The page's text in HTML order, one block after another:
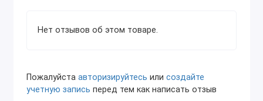
Arion.
Jaguar.
Пресс-подборщики:
Нет отзывов об этом товаре.
Пожалуйста авторизируйтесь или создайте
учетную запись перед тем как написать отзыв